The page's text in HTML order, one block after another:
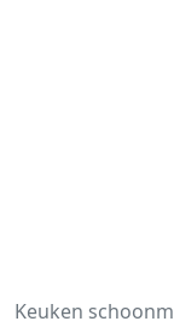
Keuken